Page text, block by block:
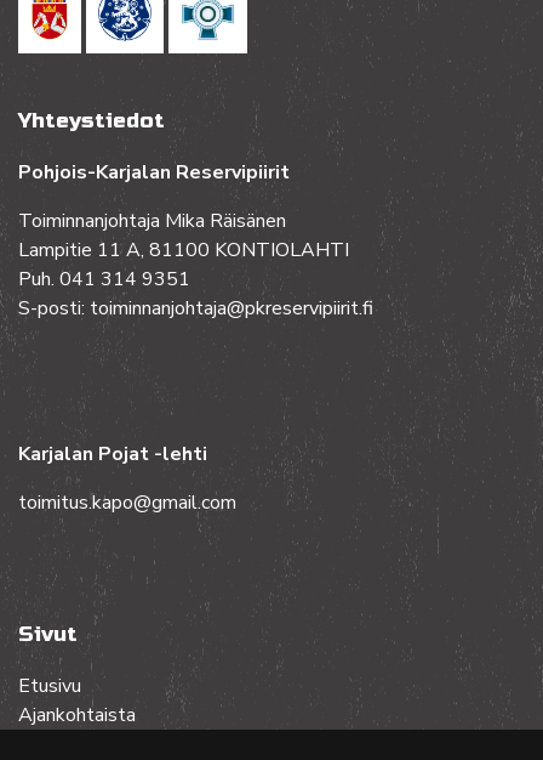
Yhteystiedot
Pohjois-Karjalan Reservipiirit
Toiminnanjohtaja Mika Räisänen
Lampitie 11 A, 81100 KONTIOLAHTI
Puh. 041 314 9351
S-posti: toiminnanjohtaja@pkreservipiirit.fi
Karjalan Pojat -lehti
toimitus.kapo@gmail.com
Sivut
Etusivu
Ajankohtaista